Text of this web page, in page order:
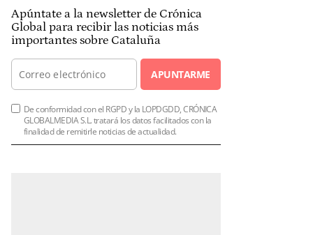
Apúntate a la newsletter de Crónica
Global para recibir las noticias más
importantes sobre Cataluña
APUNTARME
De conformidad con el RGPD y la LOPDGDD, CRÓNICA
GLOBALMEDIA S.L. tratará los datos facilitados con la
finalidad de remitirle noticias de actualidad.